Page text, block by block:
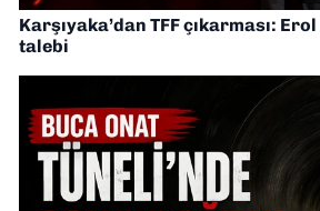
Karşıyaka’dan TFF çıkarması:
talebi